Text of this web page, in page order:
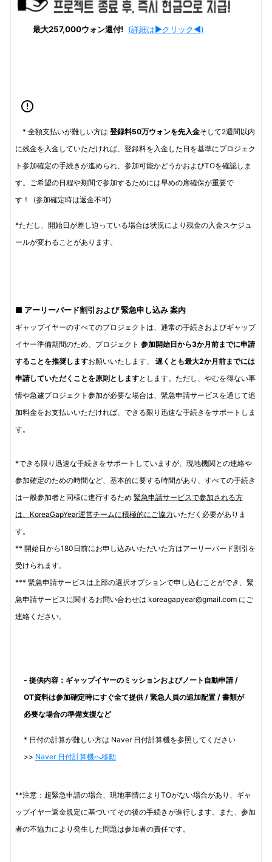
最大257,000ウォン還付! (詳細は▶クリック◀)
* 全額支払いが難しい方は 登録料50万ウォンを先入金そして2週間以内
に残金を入金していただければ、登録料を入金した日を基準にプロジェク
ト参加確定の手続きが進められ、参加可能かどうかおよびTOを確認しま
す。ご希望の日程や期間で参加するためには早めの席確保が重要で
す！
(参加確定時は返金不可)
*ただし、開始日が差し迫っている場合は状況により残金の入金スケジュ
ールが変わることがあります。
■ アーリーバード割引および緊急申し込み案内
ギャップイヤーのすべてのプロジェクトは、通常の手続きおよびギャップ
イヤー準備期間のため、プロジェクト 参加開始日から3か月前までに申請
することを推奨しますお願いいたします、 遅くとも最大2か月前までには
申請していただくことを原則としますとします。ただし、やむを得ない事
情や急遽プロジェクト参加が必要な場合は、緊急申請サービスを通じて追
加料金をお支払いいただければ、できる限り迅速な手続きをサポートしま
す。
*できる限り迅速な手続きをサポートしていますが、現地機関との連絡や
参加確定のための時間など、基本的に要する時間があり、すべての手続き
は一般参加者と同様に進行するため 緊急申請サービスで参加される方
は、KoreaGapYear運営チームに積極的にご協力いただく必要がありま
す。
** 開始日から180日前にお申し込みいただいた方はアーリーバード割引を
受けられます。
*** 緊急申請サービスは上部の選択オプションで申し込むことができ、緊
急申請サービスに関するお問い合わせは koreagapyear@gmail.com にご
連絡ください。
- 提供内容：ギャップイヤーのミッションおよびノート自動申請 /
OT資料は参加確定時にすぐ全て提供 / 緊急人員の追加配置 / 書類が
必要な場合の準備支援など
* 日付の計算が難しい方は Naver 日付計算機を参照してください
>> Naver 日付計算機へ移動
**注意：超緊急申請の場合、現地事情によりTOがない場合があり、ギャ
ップイヤー返金規定に基づいてその後の手続きが進行します。また、参加
者の不協力により発生した問題は参加者の責任です。